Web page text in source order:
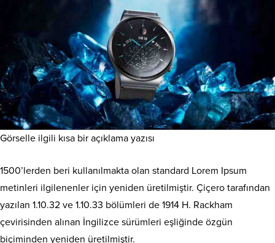
Görselle ilgili kısa bir açıklama yazısı
1500’lerden beri kullanılmakta olan standard Lorem Ipsum
metinleri ilgilenenler için yeniden üretilmiştir. Çiçero tarafından
yazılan 1.10.32 ve 1.10.33 bölümleri de 1914 H. Rackham
çevirisinden alınan İngilizce sürümleri eşliğinde özgün
biçiminden yeniden üretilmiştir.